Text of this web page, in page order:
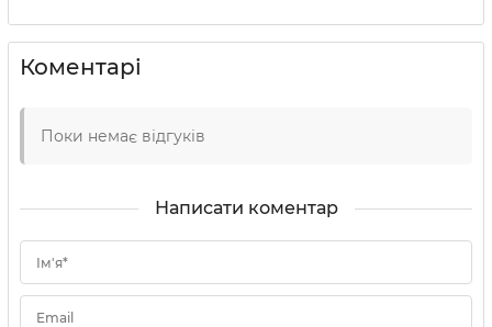
Коментарі
Поки немає відгуків
Написати коментар
Ім'я*
Email